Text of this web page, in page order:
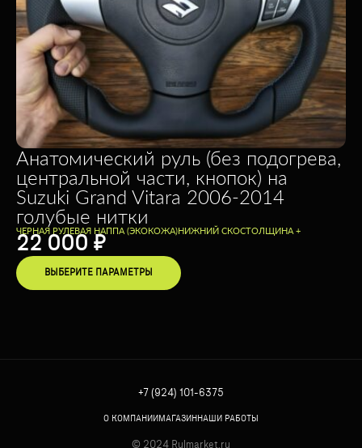
Анатомический руль (без подогрева,
центральной части, кнопок) на
Suzuki Grand Vitara 2006-2014
голубые нитки
ЧЕРНАЯ РУЛЕВАЯ НАППА (ЭКОКОЖА)НИЖНИЙ СКОСТОЛЩИНА +
22 000 ₽
ВЫБЕРИТЕ ПАРАМЕТРЫ
+7 (924) 101-6375
О КОМПАНИИ МАГАЗИН НАШИ РАБОТЫ
© 2024 Rulmarket.ru